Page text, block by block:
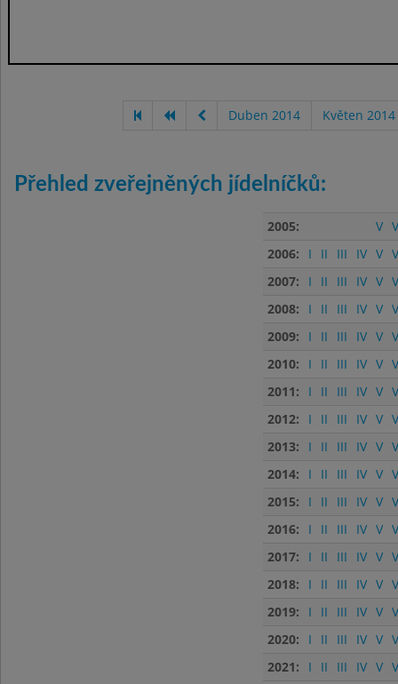
Duben 2014 Květen 2014
Přehled zveřejněných jídelníčků:
2005: V
2006:
I II III IV V
2007:
I II III IV V
2008:
I II III IV V
2009:
I II III IV V
2010:
I II III IV V
2011:
I II III IV V
2012:
I II III IV V
2013:
I II III IV V
2014:
I II III IV V
2015:
I II III IV V
2016:
I II III IV V
2017:
I II III IV V
2018:
I II III IV V
2019:
I II III IV V
2020:
I II III IV V
2021:
I II III IV V